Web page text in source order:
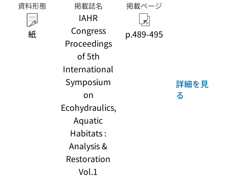
資料形態
紙
掲載誌名
IAHR
Congress
Proceedings
of 5th
International
Symposium
on
Ecohydraulics,
Aquatic
Habitats :
Analysis &
Restoration
Vol.1
掲載ページ
p.489-495
詳細を見
る